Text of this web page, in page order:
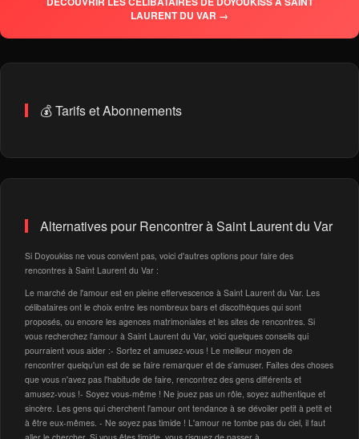
LAURENT DU VAR →
💰 Tarifs et Abonnements
Alternatives pour Rencontrer à Saint Laurent du Var
Si Doyoukiss ne vous convient pas, voici d'autres options pour faire des
rencontres à Saint Laurent du Var :
Le marché de l'amour est en pleine effervescence à Saint Laurent du Var. Les
célibataires ont le choix entre les nombreux bars et discothèques qui sont
proposés, ou encore les agences matrimoniales et les sites de rencontres. Si
vous recherchez l'amour à Saint Laurent du Var, voici quelques conseils qui
pourraient vous aider :- Sortez et amusez-vous ! Le meilleur moyen de
rencontrer quelqu'un est de se faire remarquer et de s'amuser. Faites des choses
que vous n'avez pas l'habitude de faire, rencontrez des gens différents et
amusez-vous !- Soyez vous-même ! Ne jouez pas un rôle, soyez authentique et
sincère. Les gens qui cherchent l'amour ont tendance à se dévoiler petit à petit et
à être eux-mêmes. - Ne soyez pas timide ! L'amour ne tombe pas du ciel, il faut